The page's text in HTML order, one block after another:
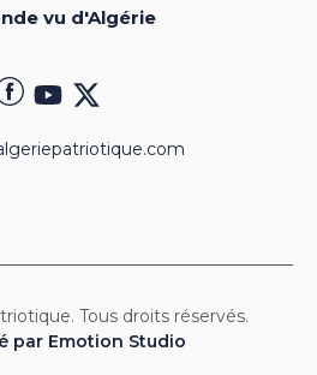
vu d'Algérie
Tous droits réservés.
par Emotion Studio